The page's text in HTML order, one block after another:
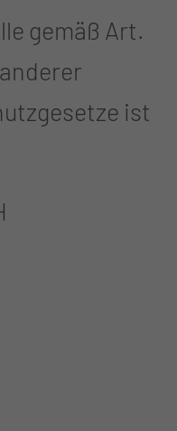
gemäß Art.
ist